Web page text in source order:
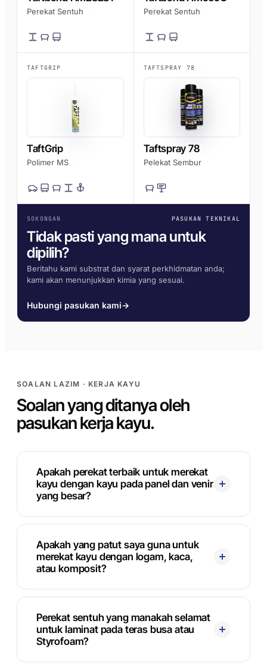
Perekat Sentuh Perekat Sentuh
TAFTGRIP
TaftGrip
Polimer MS
TAFTSPRAY 78
Taftspray 78
Pelekat Sembur
SOKONGAN PASUKAN TEKNIKAL
Tidak pasti yang mana untuk
dipilih?
Beritahu kami substrat dan syarat perkhidmatan anda;
kami akan menunjukkan kimia yang sesuai.
Hubungi pasukan kami→
SOALAN LAZIM · KERJA KAYU
Soalan yang ditanya oleh
pasukan kerja kayu.
Apakah perekat terbaik untuk merekat
kayu dengan kayu pada panel dan venir
yang besar?
Apakah yang patut saya guna untuk
merekat kayu dengan logam, kaca,
atau komposit?
Perekat sentuh yang manakah selamat
untuk laminat pada teras busa atau
Styrofoam?